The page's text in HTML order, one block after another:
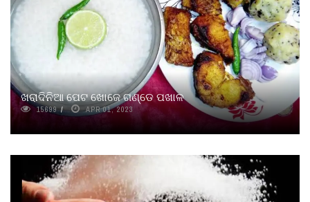
ଖରାଦିନିଆ ପେଟ ଖୋଜେ ଗଣ୍ଡେ ପଖାଳ
15699 APR 01, 2023